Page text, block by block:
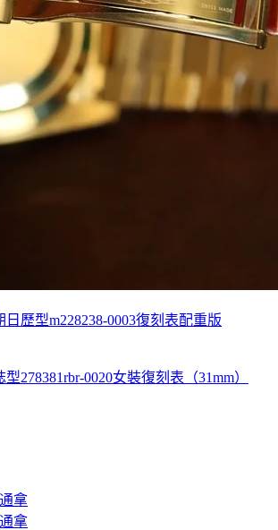
日歷型m228238-0003復刻表配重版
278381rbr-0020女裝復刻表（31mm）
拿
拿